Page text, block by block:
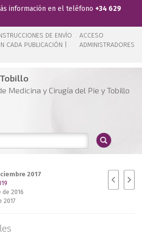
información en el teléfono +34 629
DE ENVÍO
CADA PUBLICACIÓN |
ACCESO
ADMINISTRADORES
Medicina y Cirugía del Pie y Tobillo
2017
2016
2017